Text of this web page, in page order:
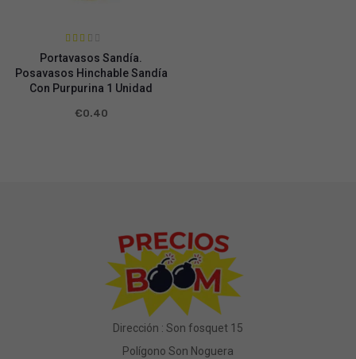
do en
2.38
de 5
Portavasos Sandía.
Posavasos Hinchable Sandía
Con Purpurina 1 Unidad
€0.40
Dirección : Son fosquet 15
Polígono Son Noguera